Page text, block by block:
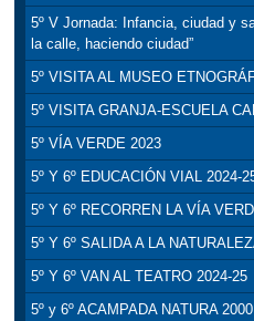
5º V Jornada: Infancia, ciudad y
la calle, haciendo ciudad”
5º VISITA AL MUSEO
5º VISITA GRANJA-ESCUELA
5º VÍA VERDE 2023
5º Y 6º EDUCACIÓN VIAL 2024-
5º Y 6º RECORREN LA VÍA
5º Y 6º SALIDA A LA
5º Y 6º VAN AL TEATRO 2024-25
5º y 6º ACAMPADA NATURA